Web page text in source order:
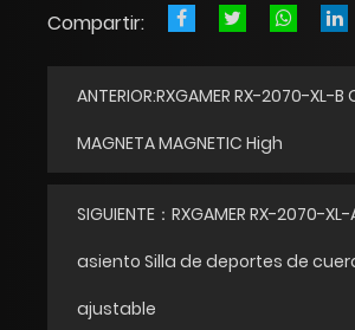
Compartir:
ANTERIOR:RXGAMER RX-2070-XL-B
MAGNETA MAGNETIC High
SIGUIENTE：RXGAMER RX-2070-
asiento Silla de deportes de
ajustable